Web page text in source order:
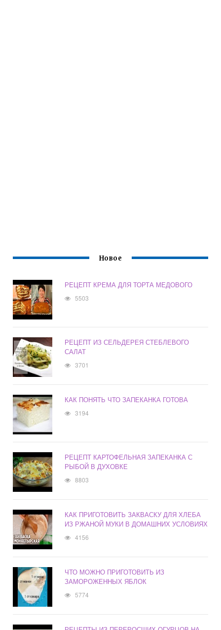
Новое
РЕЦЕПТ КРЕМА ДЛЯ ТОРТА МЕДОВОГО
5503
РЕЦЕПТ ИЗ СЕЛЬДЕРЕЯ СТЕБЛЕВОГО
САЛАТ
3701
КАК ПОНЯТЬ ЧТО ЗАПЕКАНКА ГОТОВА
3194
РЕЦЕПТ КАРТОФЕЛЬНАЯ ЗАПЕКАНКА С
РЫБОЙ В ДУХОВКЕ
8803
КАК ПРИГОТОВИТЬ ЗАКВАСКУ ДЛЯ ХЛЕБА
ИЗ РЖАНОЙ МУКИ В ДОМАШНИХ УСЛОВИЯХ
4156
ЧТО МОЖНО ПРИГОТОВИТЬ ИЗ
ЗАМОРОЖЕННЫХ ЯБЛОК
5774